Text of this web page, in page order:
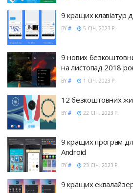
9 кращих клавіатур
BY # 5 СІЧ. 2023 Р.
9 нових
на листопад 2018
BY # 1 СІЧ. 2023 Р.
12 безкоштовних
BY # 22 СІЧ. 2023 Р.
9 кращих програм
Android
BY # 23 СІЧ. 2023 Р.
9 кращих